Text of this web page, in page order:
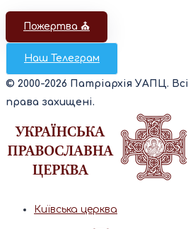
Пожертва ⛪️
Наш Телеграм
© 2000-2026 Патріархія УАПЦ. Всі
права захищені.
Київська церква